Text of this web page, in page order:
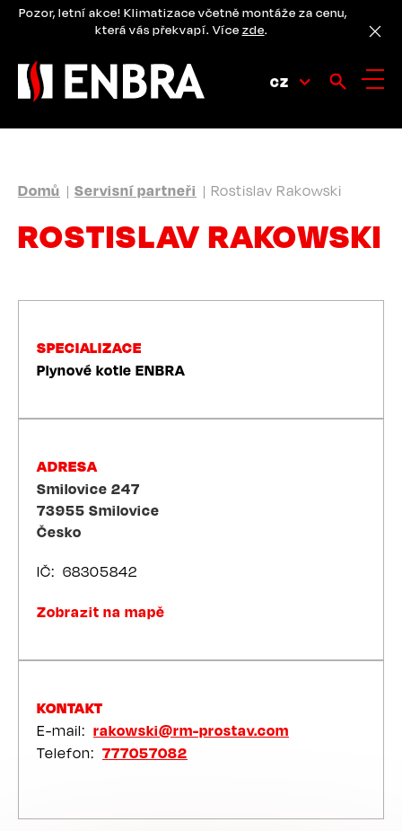
PřejítPozor, letní akce! Klimatizace včetně montáže za cenu,
která vás překvapí. Více zde.
CZ
DROBEČKOVÁ
NAVIGACE
Domů Servisní partneři Rostislav Rakowski
ROSTISLAV RAKOWSKI
SPECIALIZACE
Plynové kotle ENBRA
ADRESA
Smilovice 247
73955 Smilovice
Česko
IČ 68305842
Zobrazit na mapě
KONTAKT
E-mail
rakowski@rm-prostav.com
Telefon
777057082